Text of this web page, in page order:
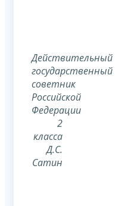
Действительный
государственный
советник
Российской
Федерации
2
класса
Д.С.
Сатин